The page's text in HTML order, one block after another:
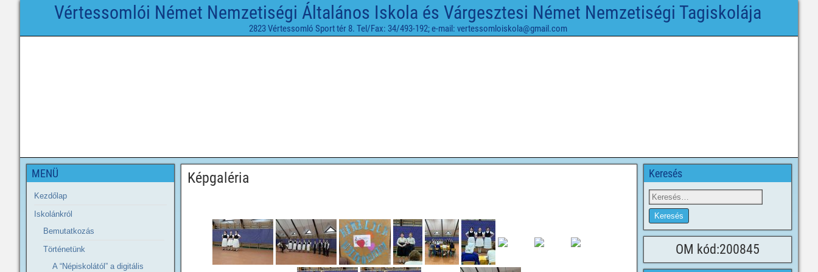
Vértessomlói Német Nemzetiségi Általános Iskola és Várgesztesi Német Nemzetiségi Tagiskolája
2823 Vértessomló Sport tér 8. Tel/Fax: 34/493-192; e-mail: vertessomloiskola@gmail.com
Képgaléria
MENÜ
Kezdőlap
Iskolánkról
Bemutatkozás
Történetünk
A “Népiskolától” a digitális
Keresés
OM kód:200845